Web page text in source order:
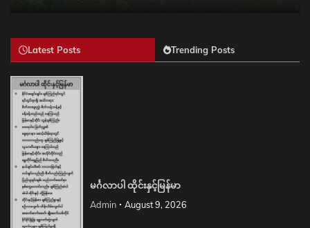
Latest Posts Trending Posts
မင်္ဂလာပါ ထိုင်းနှင့်မြန်မာ
Admin August 9, 2026